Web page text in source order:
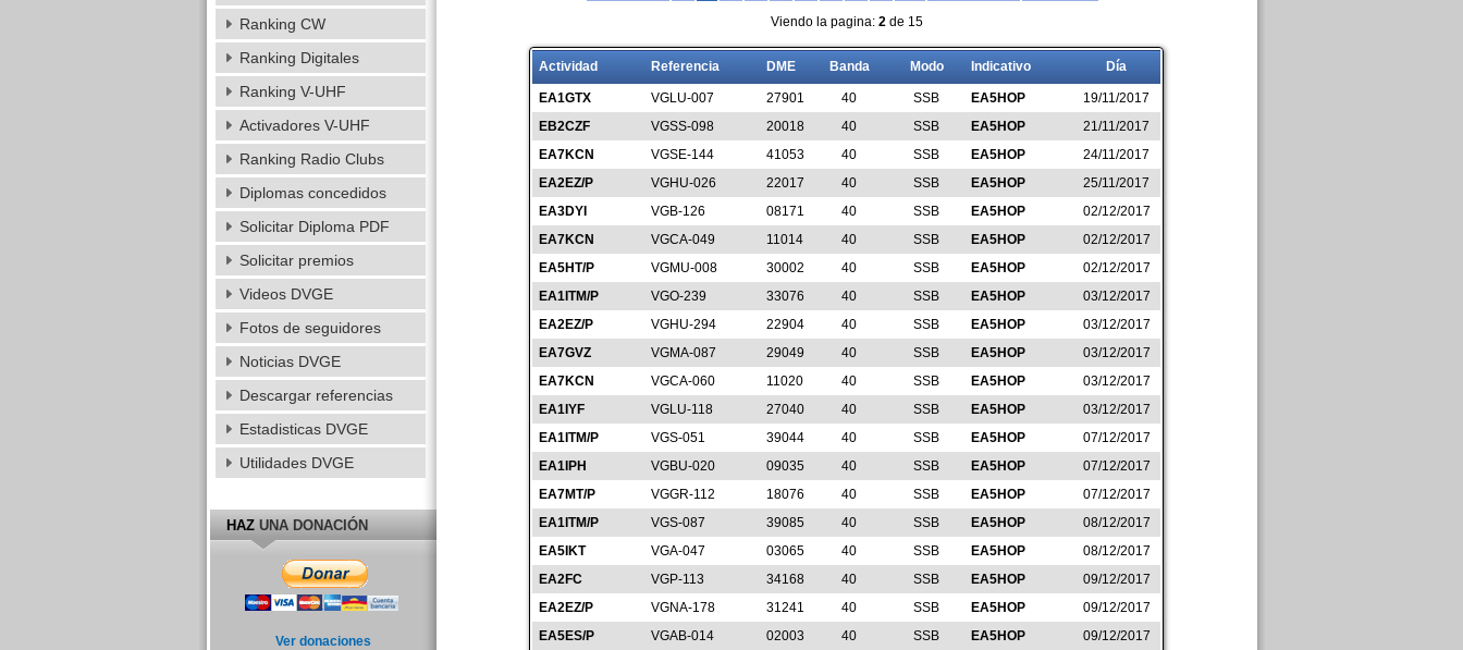
Viendo la pagina: 2de 15
Actividad Referencia DME Banda Modo Indicativo Día
EA1GTX VGLU-007 27901 40 SSB EA5HOP
19/11/2017
EB2CZF
VGSS-098 20018 40 SSB EA5HOP
21/11/2017
EA7KCN
VGSE-144 41053 40 SSB EA5HOP
24/11/2017
EA2EZ/P
VGHU-026 22017 40 SSB EA5HOP
25/11/2017
EA3DYI
VGB-126 08171 40 SSB EA5HOP
02/12/2017
EA7KCN
VGCA-049 11014 40 SSB EA5HOP
02/12/2017
EA5HT/P
VGMU-008 30002 40 SSB EA5HOP
02/12/2017
EA1ITM/P
VGO-239 33076 40 SSB EA5HOP
03/12/2017
EA2EZ/P
VGHU-294 22904 40 SSB EA5HOP
03/12/2017
EA7GVZ
VGMA-087 29049 40 SSB EA5HOP
03/12/2017
EA7KCN
VGCA-060 11020 40 SSB EA5HOP
03/12/2017
EA1IYF
VGLU-118 27040 40 SSB EA5HOP
03/12/2017
EA1ITM/P
VGS-051 39044 40 SSB EA5HOP
07/12/2017
EA1IPH
VGBU-020 09035 40 SSB EA5HOP
07/12/2017
EA7MT/P
VGGR-112 18076 40 SSB EA5HOP
07/12/2017
EA1ITM/P
VGS-087 39085 40 SSB EA5HOP
08/12/2017
EA5IKT
VGA-047 03065 40 SSB EA5HOP
08/12/2017
EA2FC
VGP-113 34168 40 SSB EA5HOP
09/12/2017
EA2EZ/P
VGNA-178 31241 40 SSB EA5HOP
09/12/2017
EA5ES/P
VGAB-014 02003 40 SSB EA5HOP
09/12/2017
Ranking CW
Ranking Digitales
Ranking V-UHF
Activadores V-UHF
Ranking Radio Clubs
Diplomas concedidos
Solicitar Diploma PDF
Solicitar premios
Videos DVGE
Fotos de seguidores
Noticias DVGE
Descargar referencias
Estadisticas DVGE
Utilidades DVGE
HAZUNA DONACIÓN
Ver donaciones